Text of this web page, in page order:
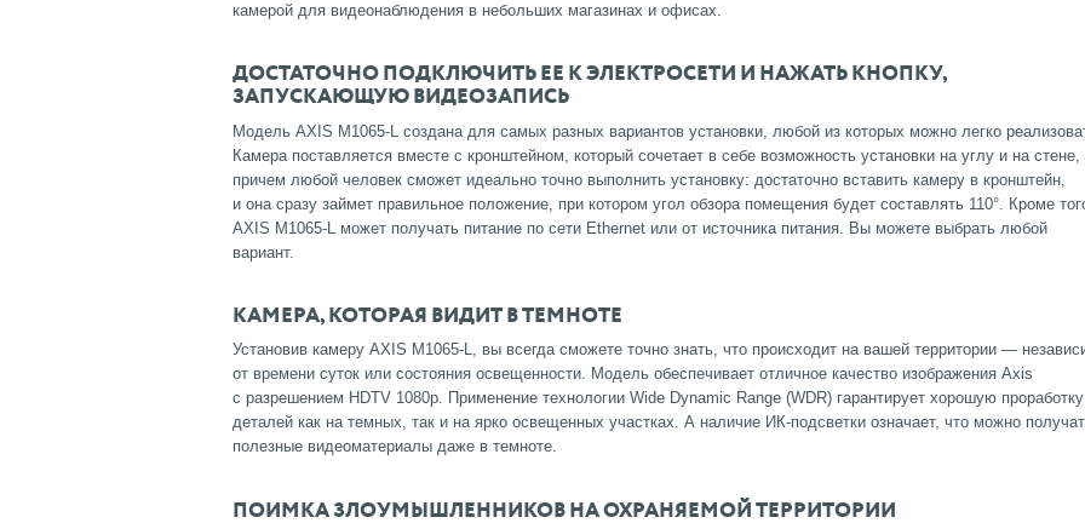
камерой для видеонаблюдения в небольших магазинах и офисах.
ДОСТАТОЧНО ПОДКЛЮЧИТЬ ЕЕ К ЭЛЕКТРОСЕТИ И НАЖАТЬ КНОПКУ,
ЗАПУСКАЮЩУЮ ВИДЕОЗАПИСЬ
Модель AXIS M1065-L создана для самых разных вариантов установки, любой из которых можно легко
Камера поставляется вместе с кронштейном, который сочетает в себе возможность установки на углу и на стене,
причем любой человек сможет идеально точно выполнить установку: достаточно вставить камеру в кронштейн,
и она сразу займет правильное положение, при котором угол обзора помещения будет составлять 110°. Кроме
AXIS M1065-L может получать питание по сети Ethernet или от источника питания. Вы можете выбрать любой
вариант.
КАМЕРА, КОТОРАЯ ВИДИТ В ТЕМНОТЕ
Установив камеру AXIS M1065-L, вы всегда сможете точно знать, что происходит на вашей территории —
от времени суток или состояния освещенности. Модель обеспечивает отличное качество изображения Axis
с разрешением HDTV 1080p. Применение технологии Wide Dynamic Range (WDR) гарантирует хорошую проработку
деталей как на темных, так и на ярко освещенных участках. А наличие ИК-подсветки означает, что можно
полезные видеоматериалы даже в темноте.
ПОИМКА ЗЛОУМЫШЛЕННИКОВ НА ОХРАНЯЕМОЙ ТЕРРИТОРИИ